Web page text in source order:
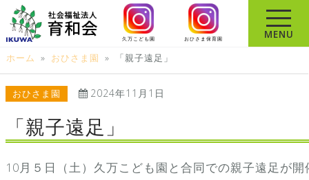
ン
テ
ン
プ
久万こども園 おひさま保育園
MENU
ホーム » おひさま園 » 「親子遠足」
おひさま園 2024年11月1日
「親子遠足」
10月５日（土）久万こども園と合同での親子遠足が